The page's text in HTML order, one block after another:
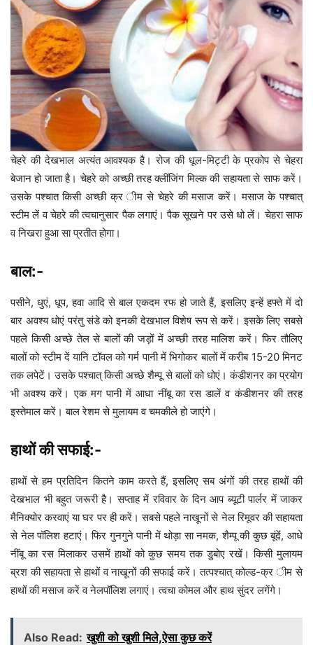
चेहरे की देखभाल अत्यंत आवश्यक है। रोज की धूल-मिट्टी के प्रकोप से चेहरा
बेजान हो जाता है। चेहरे को अच्छी तरह क्लींजिंग मिल्क की सहायता से साफ करें।
उसके पश्चात किसी अच्छी क्र ीम से चेहरे की मसाज करें। मसाज के पश्चात्
स्टीम लें व चेहरे की त्वचानुसार पैक लगाएं। पैक सूखने पर उसे धो लें। चेहरा साफ
व निखरा हुआ सा प्रतीत होगा।
बाल:-
पसीने, धुएं, धूप, हवा आदि से बाल एकदम रफ हो जाते हैं, इसलिए इन्हें हफ्ते में दो
बार अवश्य धोएं परंतु संडे को इनकी देखभाल विशेष रूप से करें। इसके लिए सबसे
पहले किसी अच्छे तेल से बालों की जड़ों में अच्छी तरह मालिश करें। फिर तौलिए
बालों को स्टीम दें यानि टॉवल को गर्म पानी में भिगोकर बालों में करीब 15-20 मिनट
तक लपेटें। उसके पश्चात् किसी अच्छे शैम्पू से बालों को धोएं। कंडीशनर का प्रयोग
भी अवश्य करें। एक मग पानी में आधा नींबू का रस डालें व कंडीशनर की तरह
इस्तेमाल करें। बाल रेशम से मुलायम व चमकीले हो जाएंगे।
हाथों की सफाई:-
हाथों से हम प्रतिदिन कितने काम करते हैं, इसलिए सब अंगों की तरह हाथों की
देखभाल भी बहुत जरूरी है। सप्ताह में रविवार के दिन आप ब्यूटी पार्लर में जाकर
मैनिक्योर करवाएं या घर पर ही करें। सबसे पहले नाखूनों से नेल रिमूवर की सहायता
से नेल पॉलिश हटाएं। फिर गुनगुने पानी में थोड़ा सा नमक, शैम्पू की कुछ बूंदेंं, आधे
नींबू का रस मिलाकर उसमें हाथों को कुछ समय तक डुबोए रखें। किसी मुलायम
ब्रश की सहायता से हाथों व नाखूनों की सफाई करें। तत्पश्चात् कोल्ड-क्र ीम से
हाथों की मसाज करें व नेलपॉलिश लगाएं। त्वचा कोमल और हाथ सुंदर लगेंगे।
Also Read: खुशी को खुशी मिले,ऐसा कुछ करें